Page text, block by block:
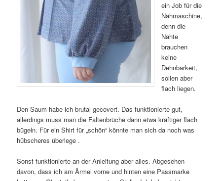
ein Job für die
Nähmaschine,
denn die
Nähte
brauchen
keine
Dehnbarkeit,
sollen aber
flach liegen.
Den Saum habe ich brutal gecovert. Das funktionierte gut,
allerdings muss man die Faltenbrüche dann etwa kräftiger flach
bügeln. Für ein Shirt für „schön“ könnte man sich da noch was
hübscheres überlege .
Sonst funktionierte an der Anleitung aber alles. Abgesehen
davon, dass ich am Ärmel vorne und hinten eine Passmarke